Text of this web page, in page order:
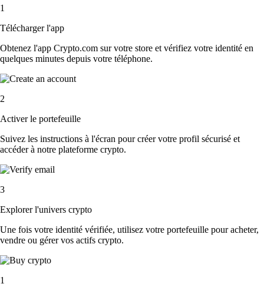
1
Télécharger l'app
Obtenez l'app Crypto.com sur votre store et vérifiez votre identité en
quelques minutes depuis votre téléphone.
2
Activer le portefeuille
Suivez les instructions à l'écran pour créer votre profil sécurisé et
accéder à notre plateforme crypto.
3
Explorer l'univers crypto
Une fois votre identité vérifiée, utilisez votre portefeuille pour acheter,
vendre ou gérer vos actifs crypto.
1